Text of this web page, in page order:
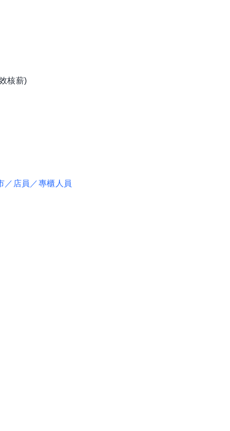
核薪)
／店員／專櫃人員